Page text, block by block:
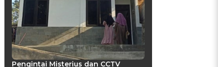
Pengintai Misterius dan CCTV